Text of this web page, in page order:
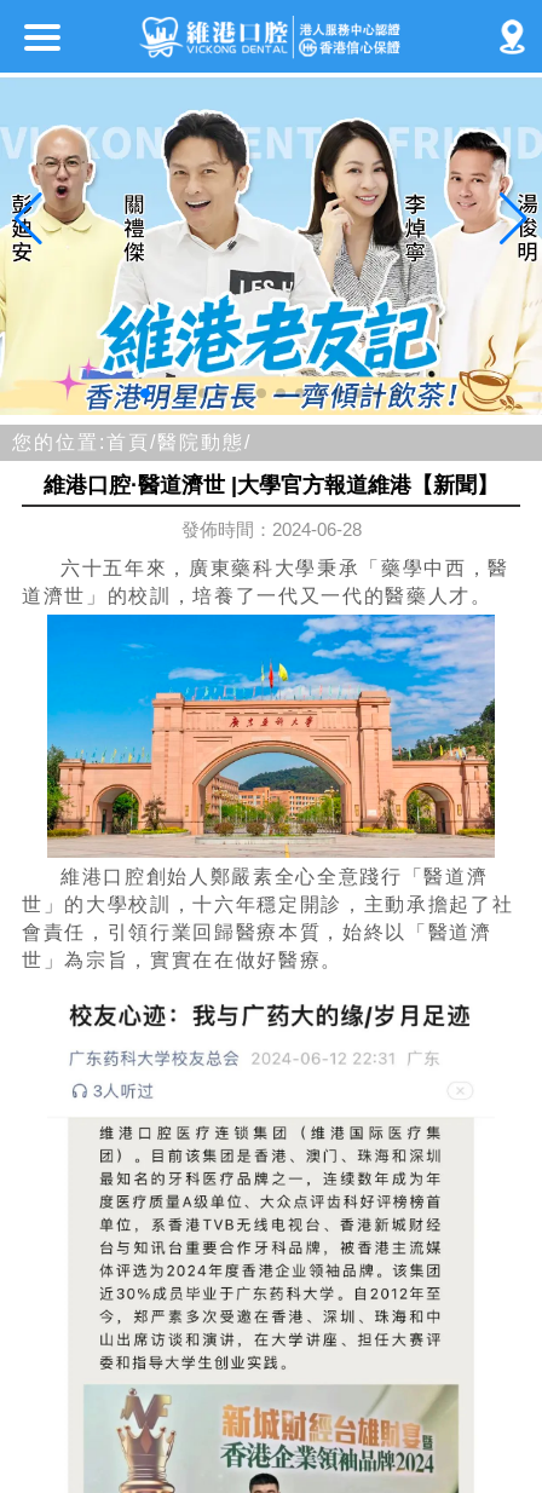
您的位置:首頁/醫院動態/
維港口腔·醫道濟世 |大學官方報道維港【新聞】
發佈時間：2024-06-28
六十五年來，廣東藥科大學秉承「藥學中西，醫
道濟世」的校訓，培養了一代又一代的醫藥人才。
維港口腔創始人鄭嚴素全心全意踐行「醫道濟
世」的大學校訓，十六年穩定開診，主動承擔起了社
會責任，引領行業回歸醫療本質，始終以「醫道濟
世」為宗旨，實實在在做好醫療。